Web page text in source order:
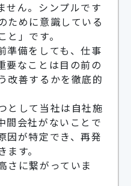
せん。シンプルです
ために意識している
」です。
準備をしても、仕事
要なことは目の前の
改善するかを徹底的
として当社は自社施
間会社がないことで
因が特定でき、再発
す。
さに繋がっていま